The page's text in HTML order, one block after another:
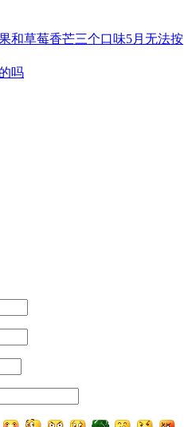
和草莓香芒三个口味5月无法按
吗